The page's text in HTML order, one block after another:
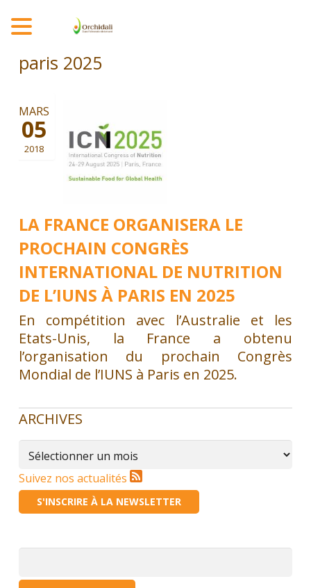
paris 2025
LA FRANCE ORGANISERA LE
PROCHAIN CONGRÈS
INTERNATIONAL DE NUTRITION
DE L’IUNS À PARIS EN 2025
MARS
05
2018
En compétition avec l’Australie et les
Etats-Unis, la France a obtenu
l’organisation du prochain Congrès
Mondial de l’IUNS à Paris en 2025.
ARCHIVES
Archives
Suivez nos actualités
S'INSCRIRE À LA NEWSLETTER